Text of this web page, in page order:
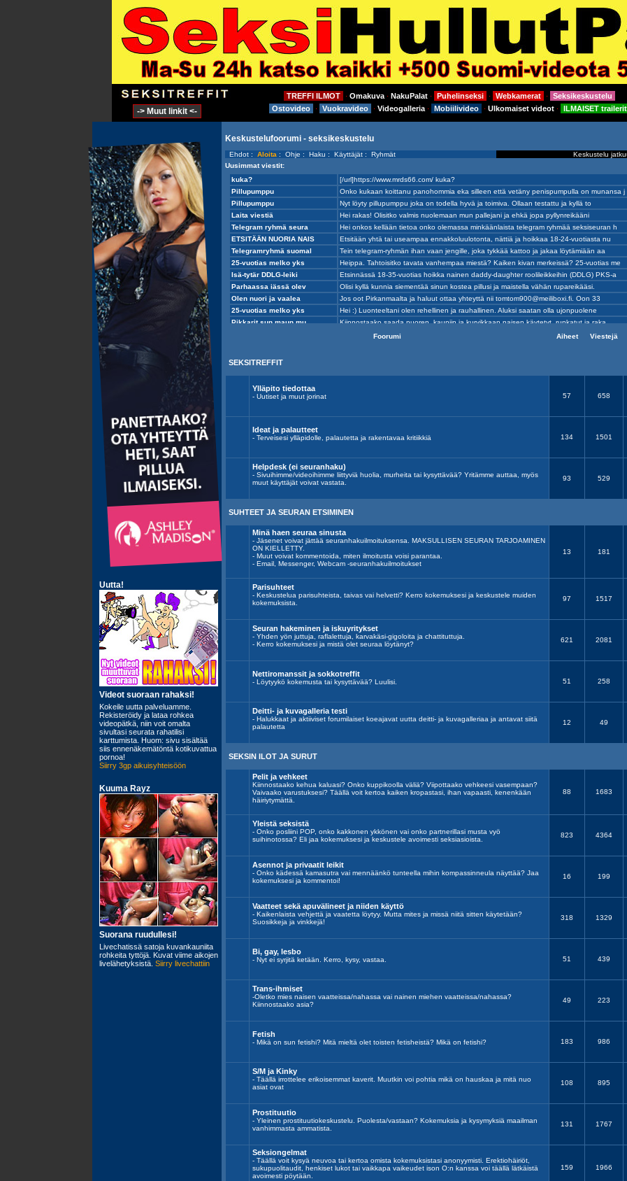
TREFFI ILMOT ⋅ Omakuva ⋅ NakuPalat ⋅ Puhelinseksi ⋅ Webkamerat ⋅
Seksikeskustelu
Ostovideo
⋅ Vuokravideo ⋅ Videogalleria ⋅ Mobiilivideo ⋅ Ulkomaiset videot ⋅ ILMAISET trailerit
-> Muut linkit <-
Keskustelufoorumi - seksikeskustelu
Ehdot : Aloita : Ohje : Haku : Käyttäjät : Ryhmät Keskustelu
Uusimmat viestit:
Foorumi Aiheet Viestejä
SEKSITREFFIT
Ylläpito tiedottaa
- Uutiset ja muut jorinat 57 658
Ideat ja palautteet
- Terveisesi ylläpidolle, palautetta ja rakentavaa kritiikkiä 134 1501
Helpdesk (ei seuranhaku)
- Sivuihimme/videoihimme liittyviä huolia, murheita tai kysyttävää? Yritämme auttaa, myös
muut käyttäjät voivat vastata.
93 529
SUHTEET JA SEURAN ETSIMINEN
Minä haen seuraa sinusta
- Jäsenet voivat jättää seuranhakuilmoituksensa. MAKSULLISEN SEURAN TARJOAMINEN
ON KIELLETTY.
- Muut voivat kommentoida, miten ilmoitusta voisi parantaa.
- Email, Messenger, Webcam -seuranhakuilmoitukset
13 181
Parisuhteet
- Keskustelua parisuhteista, taivas vai helvetti? Kerro kokemuksesi ja keskustele muiden
kokemuksista.
97 1517
Seuran hakeminen ja iskuyritykset
- Yhden yön juttuja, raflalettuja, karvakäsi-gigoloita ja chattituttuja.
- Kerro kokemuksesi ja mistä olet seuraa löytänyt?
621 2081
Nettiromanssit ja sokkotreffit
- Löytyykö kokemusta tai kysyttävää? Luulisi. 51 258
Deitti- ja kuvagalleria testi
- Halukkaat ja aktiiviset forumilaiset koeajavat uutta deitti- ja kuvagalleriaa ja antavat siitä
palautetta
12 49
SEKSIN ILOT JA SURUT
Pelit ja vehkeet
Kiinnostaako kehua kaluasi? Onko kuppikoolla väliä? Viipottaako vehkeesi vasempaan?
Vaivaako varustuksesi? Täällä voit kertoa kaiken kropastasi, ihan vapaasti, kenenkään
häiriytymättä.
88 1683
Yleistä seksistä
- Onko posliini POP, onko kakkonen ykkönen vai onko partnerillasi musta vyö
suihinotossa? Eli jaa kokemuksesi ja keskustele avoimesti seksiasioista.
823 4364
Asennot ja privaatit leikit
- Onko kädessä kamasutra vai mennäänkö tunteella mihin kompassinneula näyttää? Jaa
kokemuksesi ja kommentoi!
16 199
Vaatteet sekä apuvälineet ja niiden käyttö
- Kaikenlaista vehjettä ja vaatetta löytyy. Mutta mites ja missä niitä sitten käytetään?
Suosikkeja ja vinkkejä!
318 1329
Bi, gay, lesbo
- Nyt ei syrjitä ketään. Kerro, kysy, vastaa. 51 439
Trans-ihmiset
-Oletko mies naisen vaatteissa/nahassa vai nainen miehen vaatteissa/nahassa?
Kiinnostaako asia?
49 223
Fetish
- Mikä on sun fetishi? Mitä mieltä olet toisten fetisheistä? Mikä on fetishi? 183 986
S/M ja Kinky
- Täällä irrottelee erikoisemmat kaverit. Muutkin voi pohtia mikä on hauskaa ja mitä nuo
asiat ovat
108 895
Prostituutio
- Yleinen prostituutiokeskustelu. Puolesta/vastaan? Kokemuksia ja kysymyksiä maailman
vanhimmasta ammatista.
131 1767
Seksiongelmat
- Täällä voit kysyä neuvoa tai kertoa omista kokemuksistasi anonyymisti. Erektiohäiriöt,
sukupuolitaudit, henkiset lukot tai vaikkapa vaikeudet ison O:n kanssa voi täällä lätkäistä
avoimesti pöytään.
159 1966